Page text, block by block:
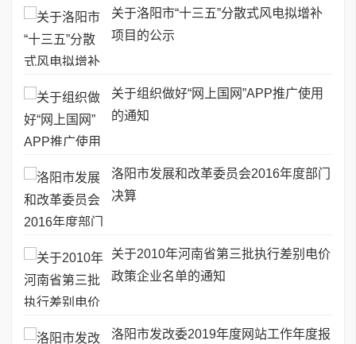
关于洛阳市“十三五”分散式风电拟增补
项目的公示
关于组织做好“网上国网”APP推广使用
的通知
洛阳市发展和改革委员会2016年度部门
决算
关于2010年河南省第三批执行差别电价
政策企业名单的通知
洛阳市发改委2019年度网站工作年度报